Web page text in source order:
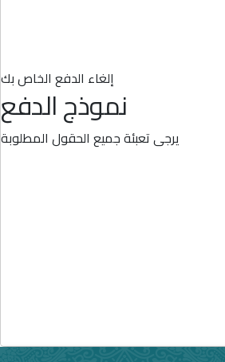
إلغاء الدفع الخاص بك
نموذج الدفع
يرجى تعبئة جميع الحقول المطلوبة